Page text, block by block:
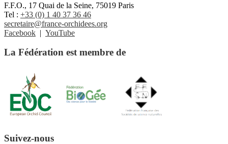
F.F.O., 17 Quai de la Seine, 75019 Paris
Tel : +33 (0) 1 40 37 36 46
secretaire@france-orchidees.org
Facebook | YouTube
La Fédération est membre de
Suivez-nous